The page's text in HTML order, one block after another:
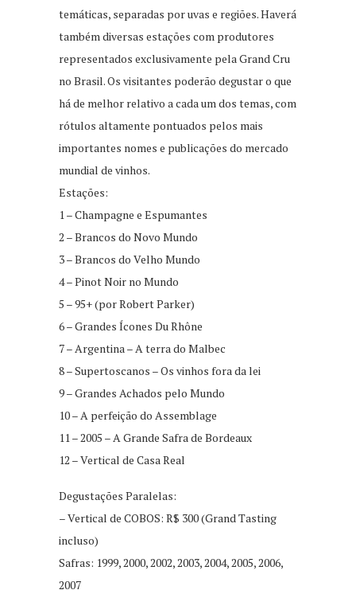
temáticas, separadas por uvas e regiões. Haverá
também diversas estações com produtores
representados exclusivamente pela Grand Cru
no Brasil. Os visitantes poderão degustar o que
há de melhor relativo a cada um dos temas, com
rótulos altamente pontuados pelos mais
importantes nomes e publicações do mercado
mundial de vinhos.
Estações:
1 – Champagne e Espumantes
2 – Brancos do Novo Mundo
3 – Brancos do Velho Mundo
4 – Pinot Noir no Mundo
5 – 95+ (por Robert Parker)
6 – Grandes Ícones Du Rhône
7 – Argentina – A terra do Malbec
8 – Supertoscanos – Os vinhos fora da lei
9 – Grandes Achados pelo Mundo
10 – A perfeição do Assemblage
11 – 2005 – A Grande Safra de Bordeaux
12 – Vertical de Casa Real
Degustações Paralelas:
– Vertical de COBOS: R$ 300 (Grand Tasting
incluso)
Safras: 1999, 2000, 2002, 2003, 2004, 2005, 2006,
2007